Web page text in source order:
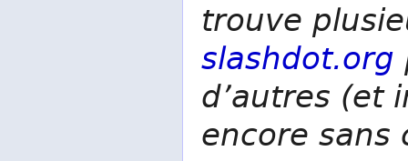
trouve
slashdot.org
d’autres (et
encore sans